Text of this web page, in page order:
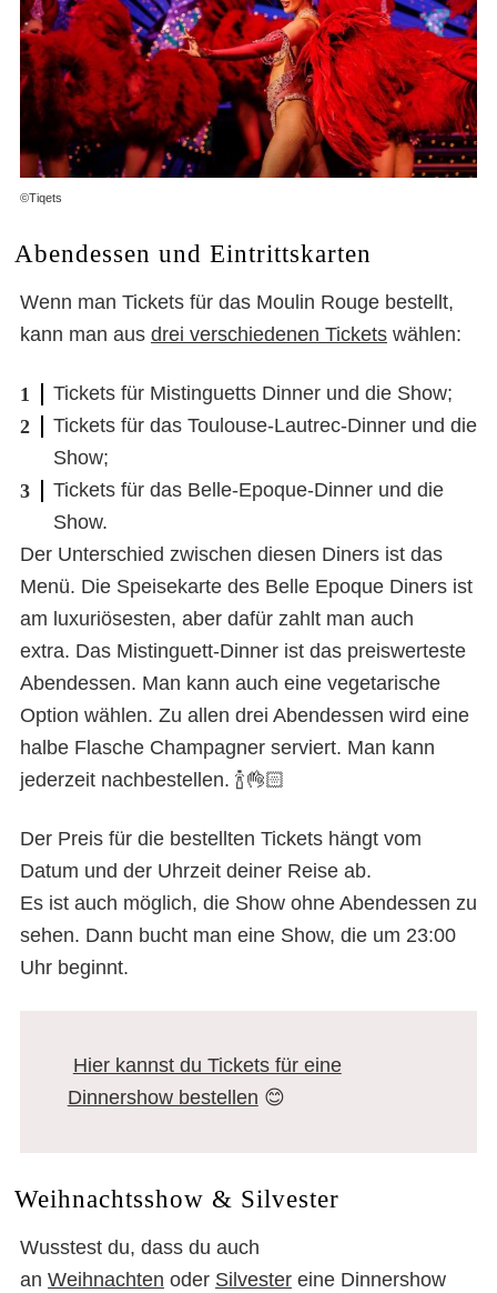
©Tiqets
Abendessen und Eintrittskarten
Wenn man Tickets für das Moulin Rouge bestellt,
kann man aus drei verschiedenen Tickets wählen:
Tickets für Mistinguetts Dinner und die Show;
Tickets für das Toulouse-Lautrec-Dinner und die
Show;
Tickets für das Belle-Epoque-Dinner und die
Show.
Der Unterschied zwischen diesen Diners ist das
Menü. Die Speisekarte des Belle Epoque Diners ist
am luxuriösesten, aber dafür zahlt man auch
extra. Das Mistinguett-Dinner ist das preiswerteste
Abendessen. Man kann auch eine vegetarische
Option wählen. Zu allen drei Abendessen wird eine
halbe Flasche Champagner serviert. Man kann
jederzeit nachbestellen. 🍾👌🏻
Der Preis für die bestellten Tickets hängt vom
Datum und der Uhrzeit deiner Reise ab.
Es ist auch möglich, die Show ohne Abendessen zu
sehen. Dann bucht man eine Show, die um 23:00
Uhr beginnt.
Hier kannst du Tickets für eine
Dinnershow bestellen 😊
Weihnachtsshow & Silvester
Wusstest du, dass du auch
an Weihnachten oder Silvester eine Dinnershow